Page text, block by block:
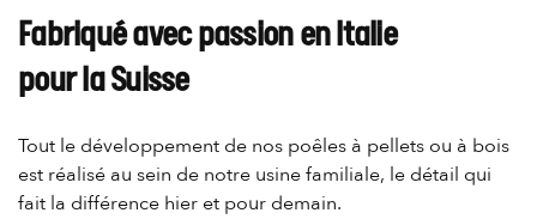
Fabriqué avec passion en Italie
pour la Suisse
Tout le développement de nos poêles à pellets ou à bois
est réalisé au sein de notre usine familiale, le détail qui
fait la différence hier et pour demain.